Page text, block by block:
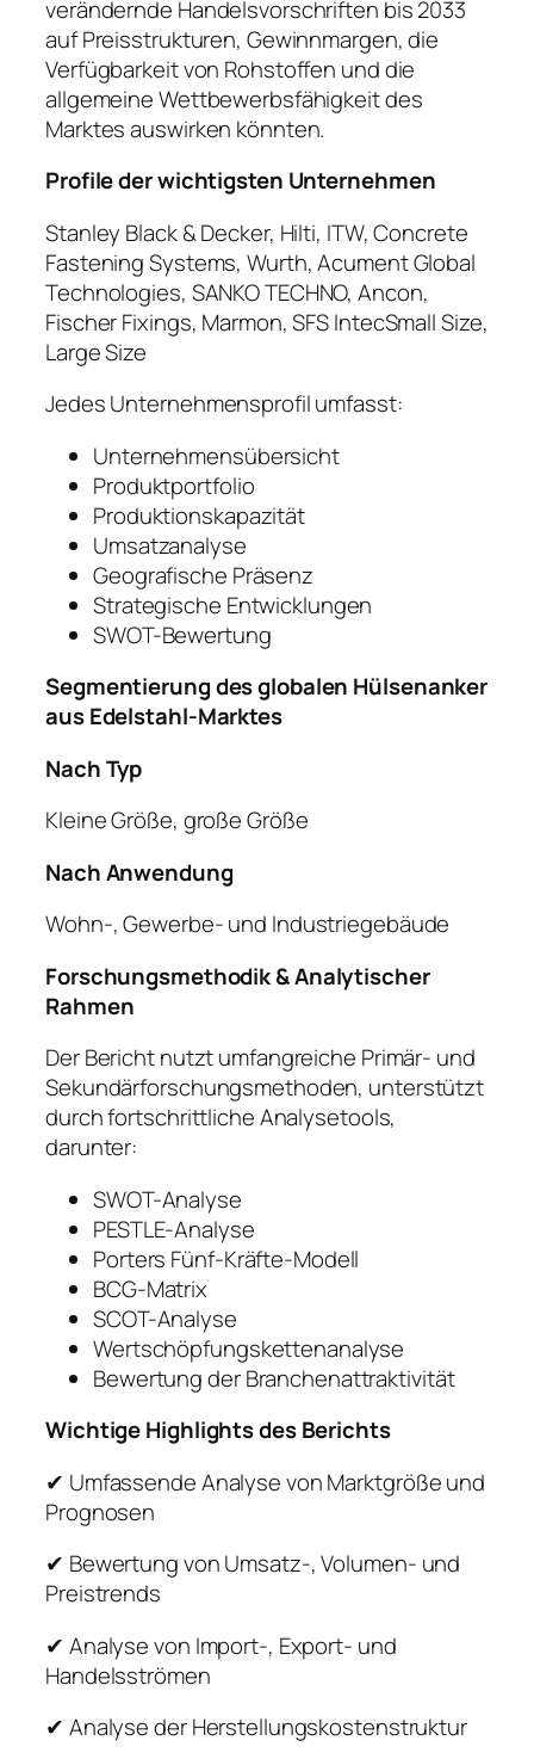
verändernde Handelsvorschriften bis 2033
auf Preisstrukturen, Gewinnmargen, die
Verfügbarkeit von Rohstoffen und die
allgemeine Wettbewerbsfähigkeit des
Marktes auswirken könnten.
Profile der wichtigsten Unternehmen
Stanley Black & Decker, Hilti, ITW, Concrete
Fastening Systems, Wurth, Acument Global
Technologies, SANKO TECHNO, Ancon,
Fischer Fixings, Marmon, SFS IntecSmall Size,
Large Size
Jedes Unternehmensprofil umfasst:
Unternehmensübersicht
Produktportfolio
Produktionskapazität
Umsatzanalyse
Geografische Präsenz
Strategische Entwicklungen
SWOT-Bewertung
Segmentierung des globalen Hülsenanker
aus Edelstahl-Marktes
Nach Typ
Kleine Größe, große Größe
Nach Anwendung
Wohn-, Gewerbe- und Industriegebäude
Forschungsmethodik & Analytischer
Rahmen
Der Bericht nutzt umfangreiche Primär- und
Sekundärforschungsmethoden, unterstützt
durch fortschrittliche Analysetools,
darunter:
SWOT-Analyse
PESTLE-Analyse
Porters Fünf-Kräfte-Modell
BCG-Matrix
SCOT-Analyse
Wertschöpfungskettenanalyse
Bewertung der Branchenattraktivität
Wichtige Highlights des Berichts
✔ Umfassende Analyse von Marktgröße und
Prognosen
✔ Bewertung von Umsatz-, Volumen- und
Preistrends
✔ Analyse von Import-, Export- und
Handelsströmen
✔ Analyse der Herstellungskostenstruktur